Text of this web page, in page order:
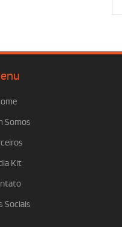
Somos
Kit
Sociais